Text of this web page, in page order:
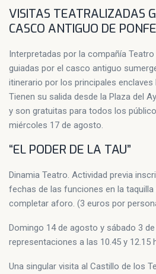
VISITAS TEATRALIZADAS
CASCO ANTIGUO DE
Interpretadas por la compañía
guiadas por el casco antiguo
itinerario por los principales
Tienen su salida desde la Plaza del
y son gratuitas para todos los
miércoles 17 de agosto.
“EL PODER DE LA TAU”
Dinamia Teatro. Actividad previa
fechas de las funciones en la
completar aforo. (3 euros por
Domingo 14 de agosto y sábado 3
representaciones a las 10.45 y 12.15
Una singular visita al Castillo de los